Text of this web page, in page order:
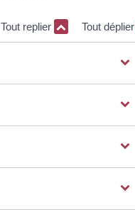
Tout replier Tout déplier